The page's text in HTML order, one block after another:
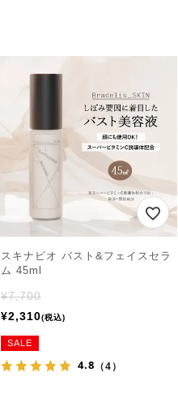
スキナビオ バスト&フェイスセラ
ム 45ml
¥7,700
¥2,310 税込
SALE
4.8 （4）